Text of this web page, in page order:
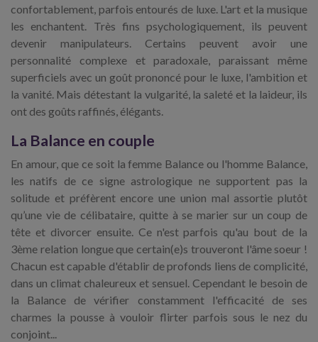
confortablement, parfois entourés de luxe. L'art et la musique
les enchantent. Très fins psychologiquement, ils peuvent
devenir manipulateurs. Certains peuvent avoir une
personnalité complexe et paradoxale, paraissant même
superficiels avec un goût prononcé pour le luxe, l'ambition et
la vanité. Mais détestant la vulgarité, la saleté et la laideur, ils
ont des goûts raffinés, élégants.
La Balance en couple
En amour, que ce soit la femme Balance ou l'homme Balance,
les natifs de ce signe astrologique ne supportent pas la
solitude et préfèrent encore une union mal assortie plutôt
qu’une vie de célibataire, quitte à se marier sur un coup de
tête et divorcer ensuite. Ce n'est parfois qu'au bout de la
3ème relation longue que certain(e)s trouveront l'âme soeur !
Chacun est capable d'établir de profonds liens de complicité,
dans un climat chaleureux et sensuel. Cependant le besoin de
la Balance de vérifier constamment l'efficacité de ses
charmes la pousse à vouloir flirter parfois sous le nez du
conjoint...